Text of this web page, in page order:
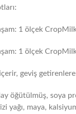
1 ölçek
1 ölçek
geviş
öğütülmüş, soya
yağı, maya,